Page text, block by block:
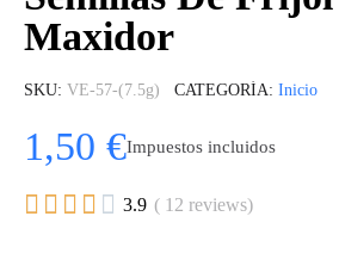
Maxidor
SKU VE-57-(7.5g) CATEGORÍA Inicio
1,50 €Impuestos incluidos
     3.9 ( 12 reviews)